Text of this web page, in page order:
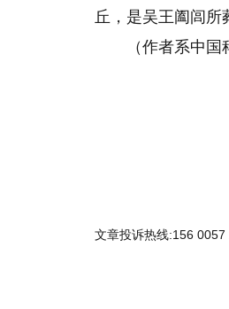
丘，是吴王阖闾所
（作者系中
文章投诉热线:156